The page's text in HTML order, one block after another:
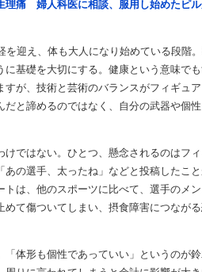
理痛 婦人科医に相談、服用し始めたピ
を迎え、体も大人になり始めている段階
に基礎を大切にする。健康という意味で
すが、技術と芸術のバランスがフィギュ
だと諦めるのではなく、自分の武器や個
ではない。ひとつ、懸念されるのはフ
あの選手、太ったね」などと投稿したこ
トは、他のスポーツに比べて、選手のメ
めて傷ついてしまい、摂食障害につなが
体形も個性であっていい」というのが